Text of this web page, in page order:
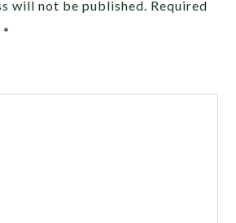
will not be published. Required
*